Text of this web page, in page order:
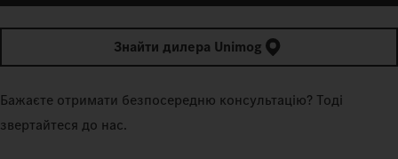
Знайти дилера Unimog
Бажаєте отримати безпосередню консультацію? Тоді
звертайтеся до нас.